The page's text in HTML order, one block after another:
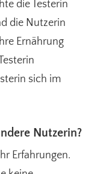
die Testerin
die Nutzerin
Ernährung
sich im
Nutzerin?
Erfahrungen.